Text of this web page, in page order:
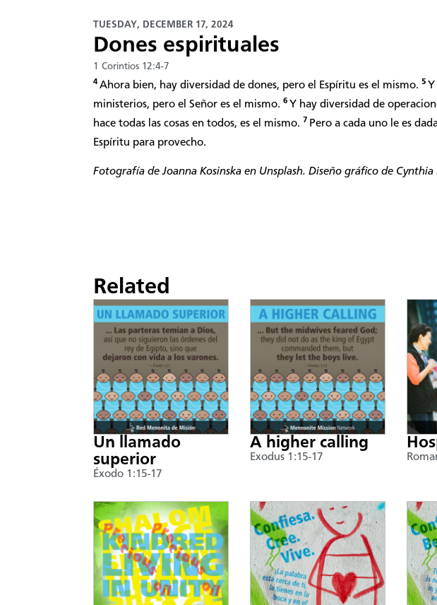
TUESDAY, DECEMBER 17, 2024
Dones espirituales
1 Corintios 12:4-7
4Ahora bien, hay diversidad de dones, pero el Espíritu es el mismo. 5 Y
ministerios, pero el Señor es el mismo. 6 Y hay diversidad de
hace todas las cosas en todos, es el mismo. 7 Pero a cada uno le es
Espíritu para provecho.
Fotografía de Joanna Kosinska en Unsplash. Diseño gráfico de Cynthia
Related
Un llamado
superior
Éxodo 1:15-17
A higher calling
Exodus 1:15-17